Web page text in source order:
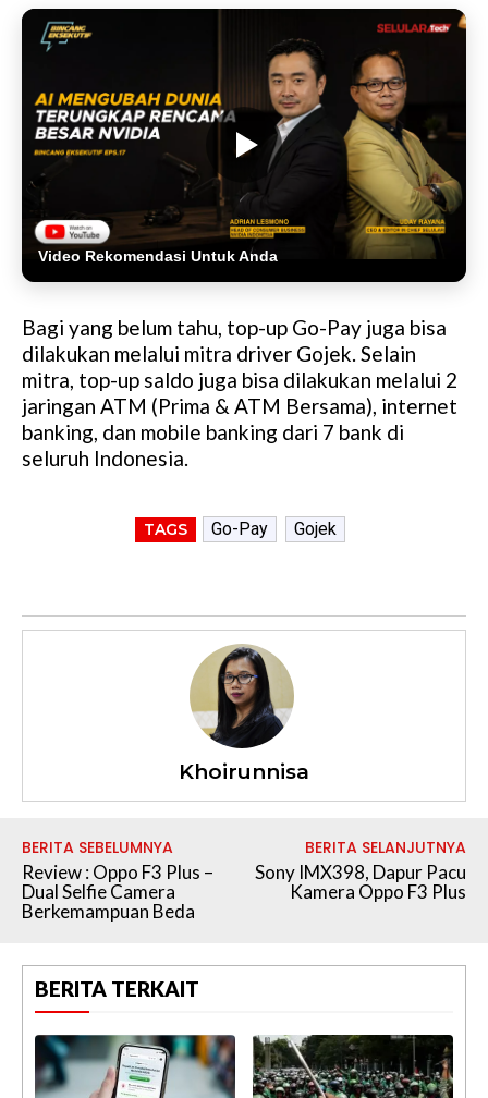
Video Rekomendasi Untuk Anda
Bagi yang belum tahu, top-up Go-Pay juga bisa
dilakukan melalui mitra driver Gojek. Selain
mitra, top­-up saldo juga bisa dilakukan melalui 2
jaringan ATM (Prima & ATM Bersama), internet
banking, dan mobile banking dari 7 bank di
seluruh Indonesia.
TAGS Go-Pay Gojek
Khoirunnisa
BERITA SEBELUMNYA
Review : Oppo F3 Plus –
Dual Selfie Camera
Berkemampuan Beda
BERITA SELANJUTNYA
Sony IMX398, Dapur Pacu
Kamera Oppo F3 Plus
BERITA TERKAIT